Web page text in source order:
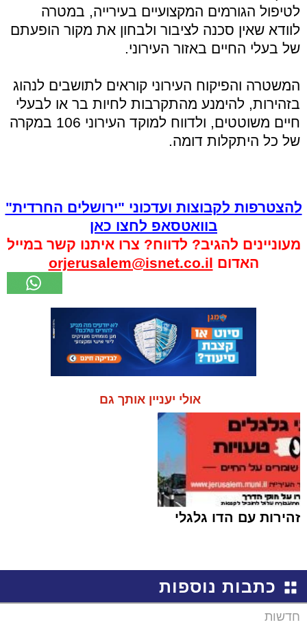
לטיפול הגורמים המקצועיים בעירייה, במטרה
לוודא שאין סכנה לציבור ולבחון את מקור הופעתם
של בעלי החיים באזור העירוני.
המשטרה והפיקוח העירוני קוראים לתושבים לנהוג
בזהירות, להימנע מהתקרבות לחיות בר או לבעלי
חיים משוטטים, ולדווח למוקד העירוני 106 במקרה
של כל היתקלות דומה.
להצטרפות לקבוצות ועדכוני "ירושלים החרדית"
בוואטסאפ לחצו כאן
מעוניינים להגיב? לדווח? צרו איתנו קשר במייל
האדום orjerusalem@isnet.co.il
אולי יעניין אותך גם
זהירות עם הדו גלגלי
כתבות נוספות
חדשות